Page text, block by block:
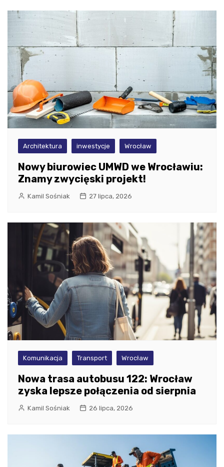
Architektura inwestycje Wrocław
Nowy biurowiec UMWD we Wrocławiu:
Znamy zwycięski projekt!
Kamil Sośniak 27 lipca, 2026
Komunikacja Transport Wrocław
Nowa trasa autobusu 122: Wrocław
zyska lepsze połączenia od sierpnia
Kamil Sośniak 26 lipca, 2026